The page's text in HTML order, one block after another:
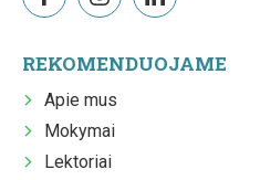
REKOMENDUOJAME
Apie mus
Mokymai
Lektoriai